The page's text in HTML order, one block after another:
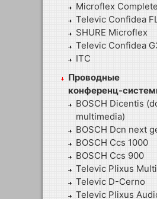
Microflex
Televic Confidea
SHURE Microflex
Televic Confidea
ITC
Проводные
конференц-
BOSCH Dicentis
multimedia)
BOSCH Dcn next
BOSCH Ccs 1000
BOSCH Ccs 900
Televic Plixus
Televic D-Cerno
Televic Plixus